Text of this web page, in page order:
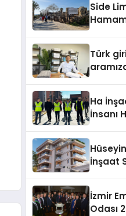
Side
Hamam
Türk
Ha
İnsanı
İnşaat
İzmir
Odası